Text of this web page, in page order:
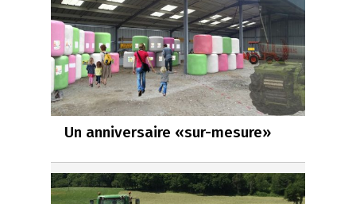
Un anniversaire «sur-mesure»